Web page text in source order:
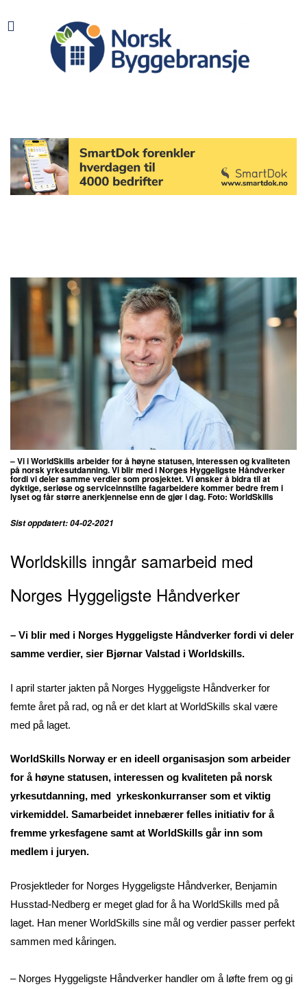
– Vi i WorldSkills arbeider for å høyne statusen, interessen og kvaliteten
på norsk yrkesutdanning.Vi blir med i Norges Hyggeligste Håndverker
fordi vi deler samme verdier som prosjektet. Vi ønsker å bidra til at
dyktige, seriøse og serviceinnstilte fagarbeidere kommer bedre frem i
lyset og får større anerkjennelse enn de gjør i dag. Foto: WorldSkills
Sist oppdatert: 04-02-2021
Worldskills inngår samarbeid med
Norges Hyggeligste Håndverker
– Vi blir med i Norges Hyggeligste Håndverker fordi vi deler
samme verdier, sier Bjørnar Valstad i Worldskills.
I april starter jakten på Norges Hyggeligste Håndverker for
femte året på rad, og nå er det klart at WorldSkills skal være
med på laget.
WorldSkills Norway er en ideell organisasjon som arbeider
for å høyne statusen, interessen og kvaliteten på norsk
yrkesutdanning, med yrkeskonkurranser som et viktig
virkemiddel. Samarbeidet innebærer felles initiativ for å
fremme yrkesfagene samt at WorldSkills går inn som
medlem i juryen.
Prosjektleder for Norges Hyggeligste Håndverker, Benjamin
Husstad-Nedberg er meget glad for å ha WorldSkills med på
laget. Han mener WorldSkills sine mål og verdier passer perfekt
sammen med kåringen.
– Norges Hyggeligste Håndverker handler om å løfte frem og gi